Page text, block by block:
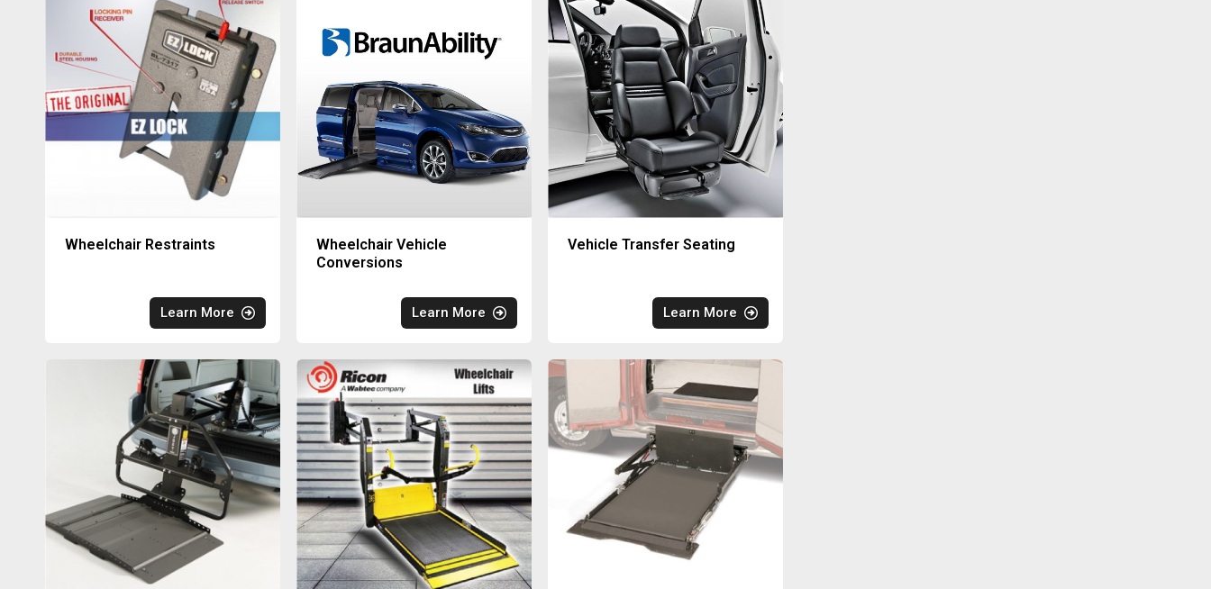
Wheelchair Restraints
Learn More
Wheelchair Vehicle
Conversions
Learn More
Vehicle Transfer Seating
Learn More